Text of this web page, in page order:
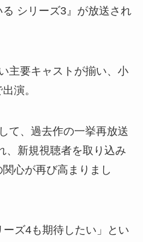
シリーズ3』が放送され
主要キャストが揃い、小
演。
て、過去作の一挙再放送
、新規視聴者を取り込み
心が再び高まりまし
ズ4も期待したい」とい